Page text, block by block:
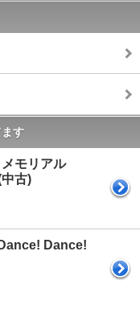
す
モリアル
古)
Dance!